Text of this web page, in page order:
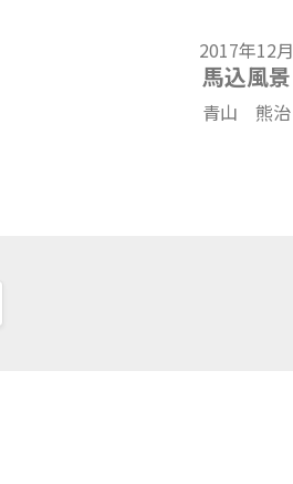
2017年12月
馬込風景
青山 熊治